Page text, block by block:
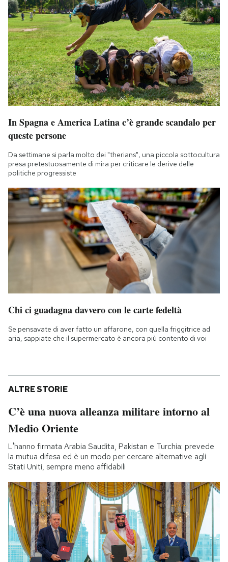
In Spagna e America Latina c’è grande scandalo per
queste persone
Da settimane si parla molto dei "therians", una piccola sottocultura
presa pretestuosamente di mira per criticare le derive delle
politiche progressiste
Chi ci guadagna davvero con le carte fedeltà
Se pensavate di aver fatto un affarone, con quella friggitrice ad
aria, sappiate che il supermercato è ancora più contento di voi
ALTRE STORIE
C’è una nuova alleanza militare intorno al
Medio Oriente
L'hanno firmata Arabia Saudita, Pakistan e Turchia: prevede
la mutua difesa ed è un modo per cercare alternative agli
Stati Uniti, sempre meno affidabili